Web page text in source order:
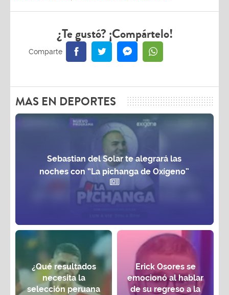
¿Te gustó? ¡Compártelo!
MAS EN DEPORTES
Sebastian del Solar te alegrará las
noches con “La pichanga de Oxígeno”
¿Qué resultados
necesita la
selección peruana
Erick Osores se
emocionó al hablar
de su regreso a la